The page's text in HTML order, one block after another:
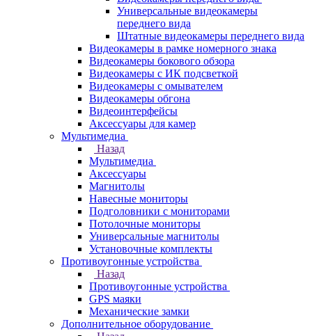
Универсальные видеокамеры
переднего вида
Штатные видеокамеры переднего вида
Видеокамеры в рамке номерного знака
Видеокамеры бокового обзора
Видеокамеры с ИК подсветкой
Видеокамеры с омывателем
Видеокамеры обгона
Видеоинтерфейсы
Аксессуары для камер
Мультимедиа
Назад
Мультимедиа
Аксессуары
Магнитолы
Навесные мониторы
Подголовники с мониторами
Потолочные мониторы
Универсальные магнитолы
Установочные комплекты
Противоугонные устройства
Назад
Противоугонные устройства
GPS маяки
Механические замки
Дополнительное оборудование